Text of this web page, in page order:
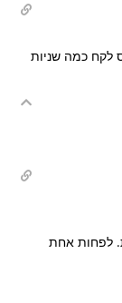
לקח כמה שניות
לפחות אחת